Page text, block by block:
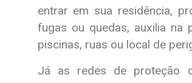
entrar em sua residência,
fugas ou quedas, auxilia na
piscinas, ruas ou local de
Já as redes de proteção